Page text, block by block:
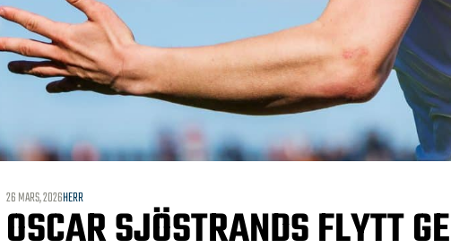
26 MARS, 2026HERR
OSCAR SJÖSTRANDS FLYTT